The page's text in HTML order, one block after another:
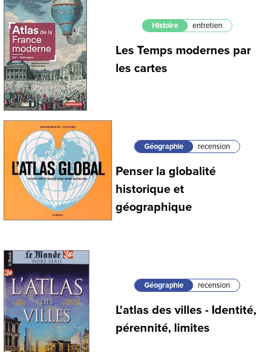
Histoire entretien
Les Temps modernes par
les cartes
Géographie recension
Penser la globalité
historique et
géographique
Géographie recension
L'atlas des villes - Identité,
pérennité, limites